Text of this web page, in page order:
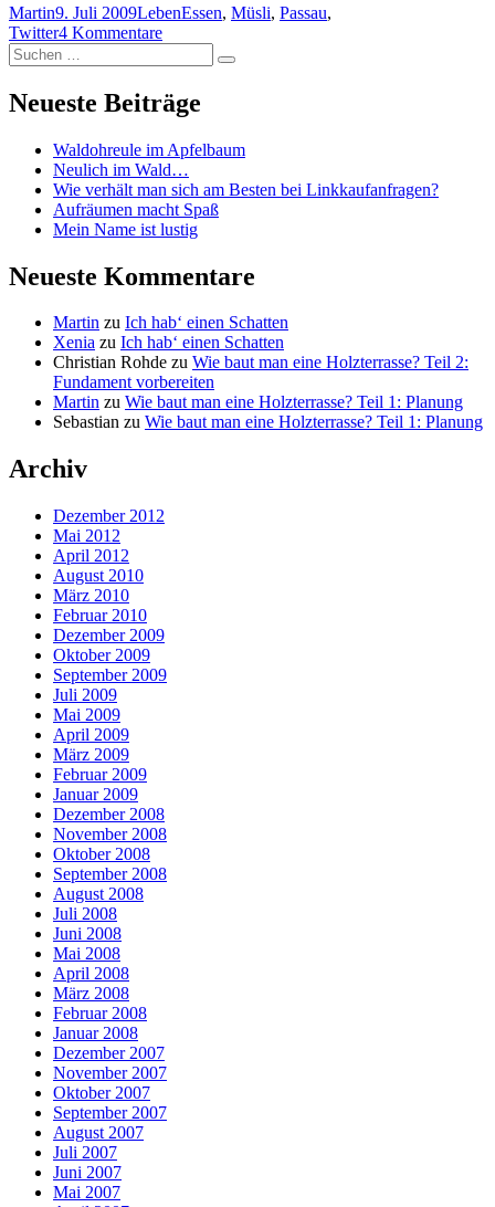
Autor
MartinVeröffentlicht
am
9. Juli 2009Kategorien
LebenSchlagwörter
Essen, Müsli, Passau,
Twitter4 Kommentarezu
mymuesli
Laden
Suchen
nach:
Suchen
Neueste Beiträge
Waldohreule im Apfelbaum
Neulich im Wald…
Wie verhält man sich am Besten bei Linkkaufanfragen?
Aufräumen macht Spaß
Mein Name ist lustig
Neueste Kommentare
Martin zu Ich hab‘ einen Schatten
Xenia zu Ich hab‘ einen Schatten
Christian Rohde zu Wie baut man eine Holzterrasse? Teil 2:
Fundament vorbereiten
Martin zu Wie baut man eine Holzterrasse? Teil 1: Planung
Sebastian zu Wie baut man eine Holzterrasse? Teil 1: Planung
Archiv
Dezember 2012
Mai 2012
April 2012
August 2010
März 2010
Februar 2010
Dezember 2009
Oktober 2009
September 2009
Juli 2009
Mai 2009
April 2009
März 2009
Februar 2009
Januar 2009
Dezember 2008
November 2008
Oktober 2008
September 2008
August 2008
Juli 2008
Juni 2008
Mai 2008
April 2008
März 2008
Februar 2008
Januar 2008
Dezember 2007
November 2007
Oktober 2007
September 2007
August 2007
Juli 2007
Juni 2007
Mai 2007